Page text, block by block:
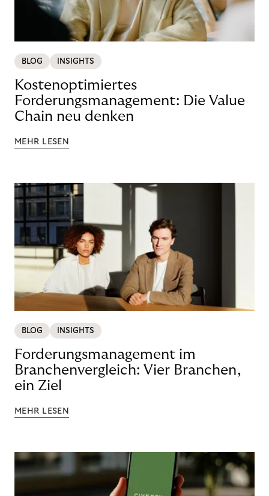
BLOG INSIGHTS
Kostenoptimiertes
Forderungsmanagement: Die Value
Chain neu denken
MEHR LESEN
BLOG INSIGHTS
Forderungsmanagement im
Branchenvergleich: Vier Branchen,
ein Ziel
MEHR LESEN